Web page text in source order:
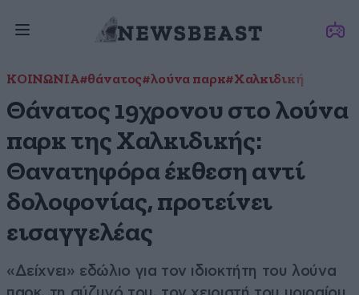
ΚΟΙΝΩΝΙΑ#θάνατος#λούνα παρκ#Χαλκιδική
Θάνατος 19χρονου στο λούνα
παρκ της Χαλκιδικής:
Θανατηφόρα έκθεση αντί
δολοφονίας, προτείνει
εισαγγελέας
«Δείχνει» εδώλιο για τον ιδιοκτήτη του λούνα